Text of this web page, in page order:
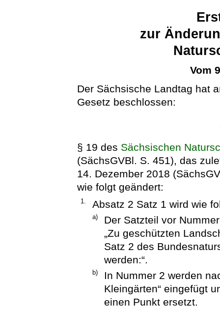
zur
Vom
Der Sächsische Landtag hat
Gesetz beschlossen:
§ 19 des Sächsischen
(SächsGVBl. S. 451), das
14. Dezember 2018
wie folgt geändert:
1. Absatz 2 Satz 1 wird wie
a)
Der Satzteil vor
„Zu geschützten
Satz 2 des
werden:“.
b)
In Nummer 2 werden
Kleingärten“ eingefügt
einen Punkt ersetzt.